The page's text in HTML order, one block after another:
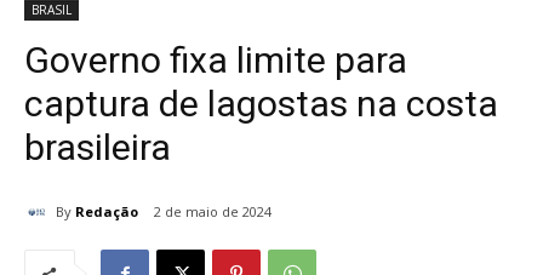
BRASIL
Governo fixa limite para
captura de lagostas na costa
brasileira
By Redação 2 de maio de 2024